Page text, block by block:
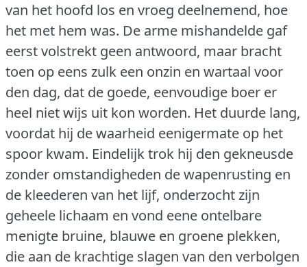
van het hoofd los en vroeg deelnemend, hoe
het met hem was. De arme mishandelde gaf
eerst volstrekt geen antwoord, maar bracht
toen op eens zulk een onzin en wartaal voor
den dag, dat de goede, eenvoudige boer er
heel niet wijs uit kon worden. Het duurde lang,
voordat hij de waarheid eenigermate op het
spoor kwam. Eindelijk trok hij den gekneusde
zonder omstandigheden de wapenrusting en
de kleederen van het lijf, onderzocht zijn
geheele lichaam en vond eene ontelbare
menigte bruine, blauwe en groene plekken,
die aan de krachtige slagen van den verbolgen